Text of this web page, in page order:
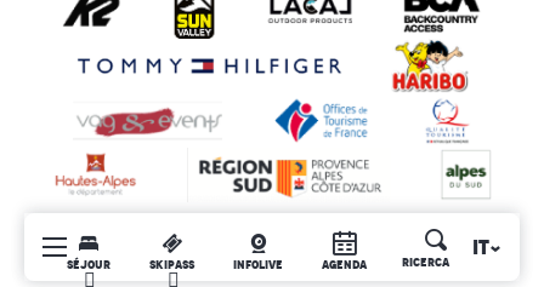
SÉJOUR SKIPASS INFOLIVE AGENDA
Ricerca
IT